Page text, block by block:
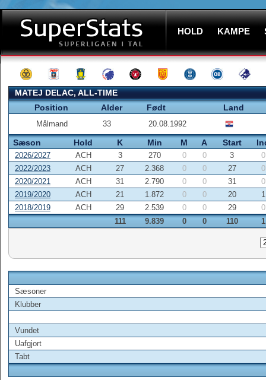
HOLD KAMPE
MATEJ DELAC, ALL-TIME
Position
Alder Født Land
Målmand 33 20.08.1992
Sæson Hold K Min M A Start
2026/2027 ACH 3 270 0 0 3
0
2022/2023
ACH 27 2.368 0 0 27
0
2020/2021
ACH 31 2.790 0 0 31
0
2019/2020
ACH 21 1.872 0 0 20
1
2018/2019
ACH 29 2.539 0 0 29
0
111
9.839 0 0 110 1
Sæsoner
Klubber
Vundet
Uafgjort
Tabt